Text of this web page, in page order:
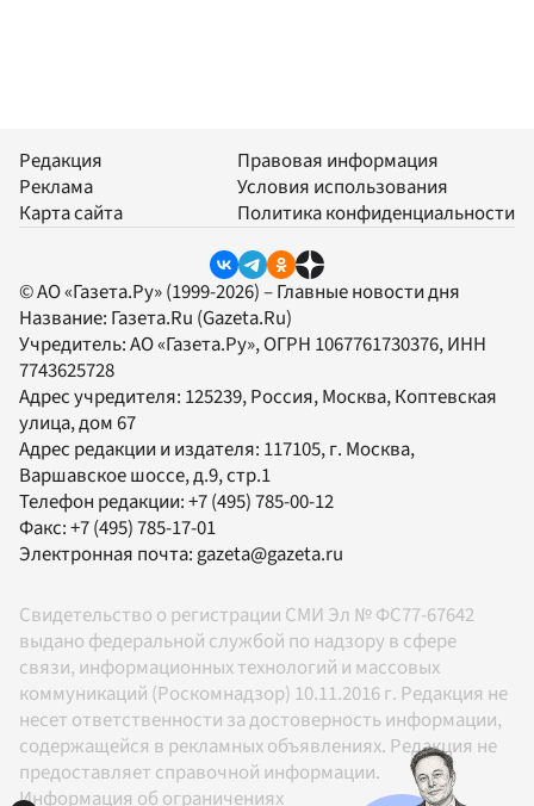
Редакция
Реклама
Карта сайта
Правовая информация
Условия использования
Политика конфиденциальности
© АО «Газета.Ру» (1999-2026) – Главные новости дня
Название: Газета.Ru (Gazeta.Ru)
Учредитель:АО «Газета.Ру», ОГРН 1067761730376, ИНН
7743625728
Адрес учредителя: 125239, Россия, Москва, Коптевская
улица, дом 67
Адрес редакции и издателя: 117105, г. Москва,
Варшавское шоссе, д.9, стр.1
Телефон редакции:+7 (495) 785-00-12
Факс:+7 (495) 785-17-01
Электронная почта:gazeta@gazeta.ru
Свидетельство о регистрации СМИ Эл № ФС77-67642
выдано федеральной службой по надзору в сфере
связи, информационных технологий и массовых
коммуникаций (Роскомнадзор) 10.11.2016 г. Редакция не
несет ответственности за достоверность информации,
содержащейся в рекламных объявлениях. Редакция не
предоставляет справочной информации.
Информация об ограничениях